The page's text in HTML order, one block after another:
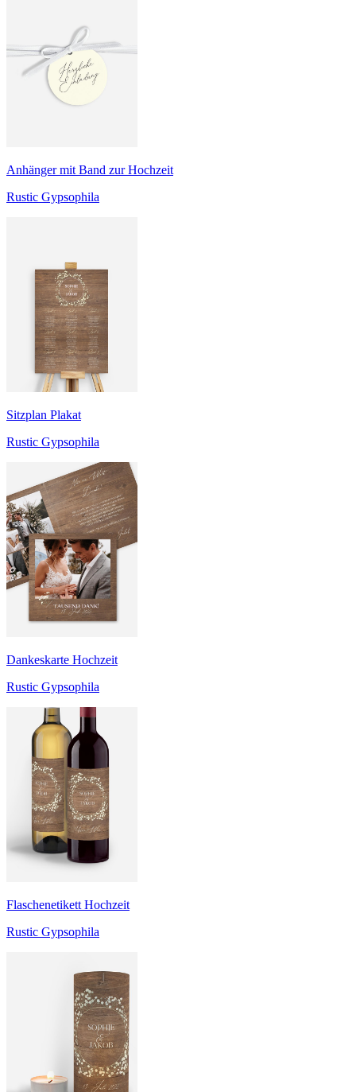
Anhänger mit Band zur Hochzeit
Rustic Gypsophila
Sitzplan Plakat
Rustic Gypsophila
Dankeskarte Hochzeit
Rustic Gypsophila
Flaschenetikett Hochzeit
Rustic Gypsophila